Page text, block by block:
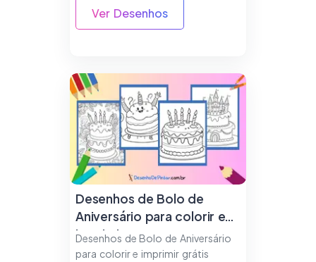
Ver Desenhos
Desenhos de Bolo de
Aniversário para colorir e
imprimir
Desenhos de Bolo de Aniversário
para colorir e imprimir grátis